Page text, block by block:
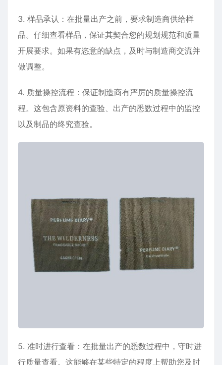
3. 样品承认：在批量出产之前，要求制造商供给样
品。仔细查看样品，保证其契合您的规划规范和质量
开展要求。如果有恣意的缺点，及时与制造商交流并
做调整。
4. 质量操控流程：保证制造商有严厉的质量操控流
程。这包含原资料的查验、出产的悉数过程中的监控
以及制品的终究查验。
5. 准时进行查看：在批量出产的悉数过程中，守时进
行质量查看。这能够在某些特定的程度上帮助您及时